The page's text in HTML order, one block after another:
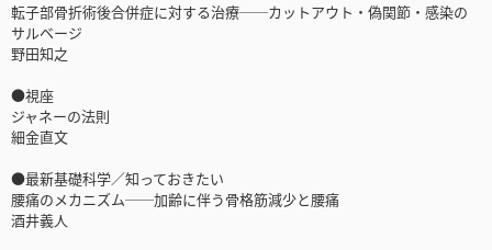
転子部骨折術後合併症に対する治療──カットアウト・偽関節・感染の
サルベージ
野田知之
●視座
ジャネーの法則
細金直文
●最新基礎科学／知っておきたい
腰痛のメカニズム──加齢に伴う骨格筋減少と腰痛
酒井義人